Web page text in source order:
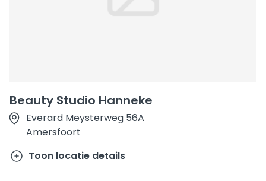
Beauty Studio Hanneke
Everard Meysterweg 56A
Amersfoort
Toon locatie details